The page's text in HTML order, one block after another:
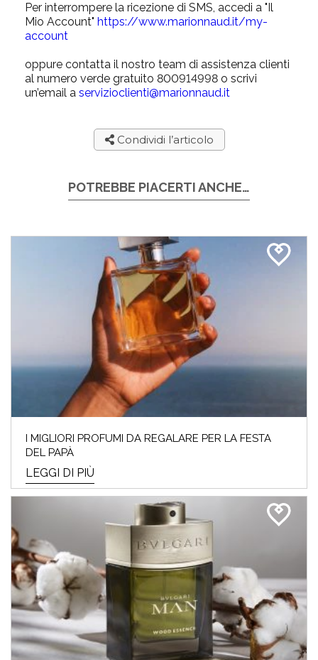
Per interrompere la ricezione di SMS, accedi a "Il
Mio Account" https://www.marionnaud.it/my-
account
oppure contatta il nostro team di assistenza clienti
al numero verde gratuito 800914998 o scrivi
un’email a servizioclienti@marionnaud.it
Condividi l’articolo
POTREBBE PIACERTI ANCHE…
I MIGLIORI PROFUMI DA REGALARE PER LA FESTA
DEL PAPÀ
LEGGI DI PIÙ